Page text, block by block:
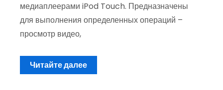
медиаплеерами iPod Touch. Предназначены
для выполнения определенных операций –
просмотр видео,
Читайте далее